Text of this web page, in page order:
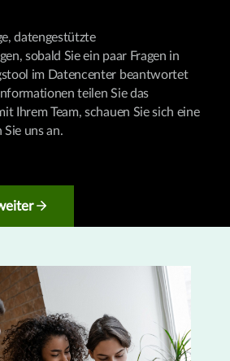
datengestützte
sobald Sie ein paar Fragen in
im Datencenter beantwortet
teilen Sie das
Ihrem Team, schauen Sie sich eine
uns an.